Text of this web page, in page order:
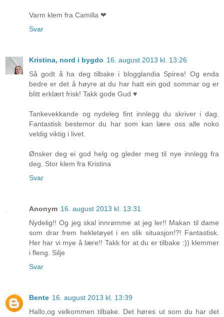
Varm klem fra Camilla ❤
Svar
Kristina, nord i bygdo 16. august 2013 kl. 13:26
Så godt å ha deg tilbake i blogglandia Spirea! Og enda
bedre er det å høyre at du har hatt ein god sommar og er
blitt erklært frisk! Takk gode Gud ♥
Tankevekkande og nydeleg fint innlegg du skriver i dag.
Fantastisk bestemor du har som kan lære oss alle noko
veldig viktig i livet.
Ønsker deg ei god helg og gleder meg til nye innlegg fra
deg. Stor klem fra Kristina
Svar
Anonym 16. august 2013 kl. 13:31
Nydelig!! Og jeg skal innrømme at jeg ler!! Makan til dame
som drar frem hekletøyet i en slik situasjon!?! Fantastisk.
Her har vi mye å lære!! Takk for at du er tilbake :)) klemmer
i fleng. Silje
Svar
Bente 16. august 2013 kl. 13:39
Hallo,og velkommen tilbake. Det høres ut som du har det